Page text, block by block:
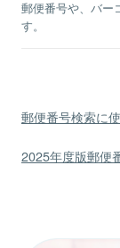
郵便番号や、バー
す。
郵便番号検索に
2025年度版郵便